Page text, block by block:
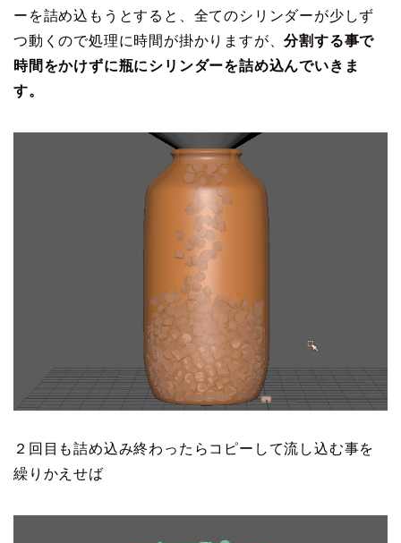
ーを詰め込もうとすると、全てのシリンダーが少しず
つ動くので処理に時間が掛かりますが、分割する事で
時間をかけずに瓶にシリンダーを詰め込んでいきま
す。
２回目も詰め込み終わったらコピーして流し込む事を
繰りかえせば